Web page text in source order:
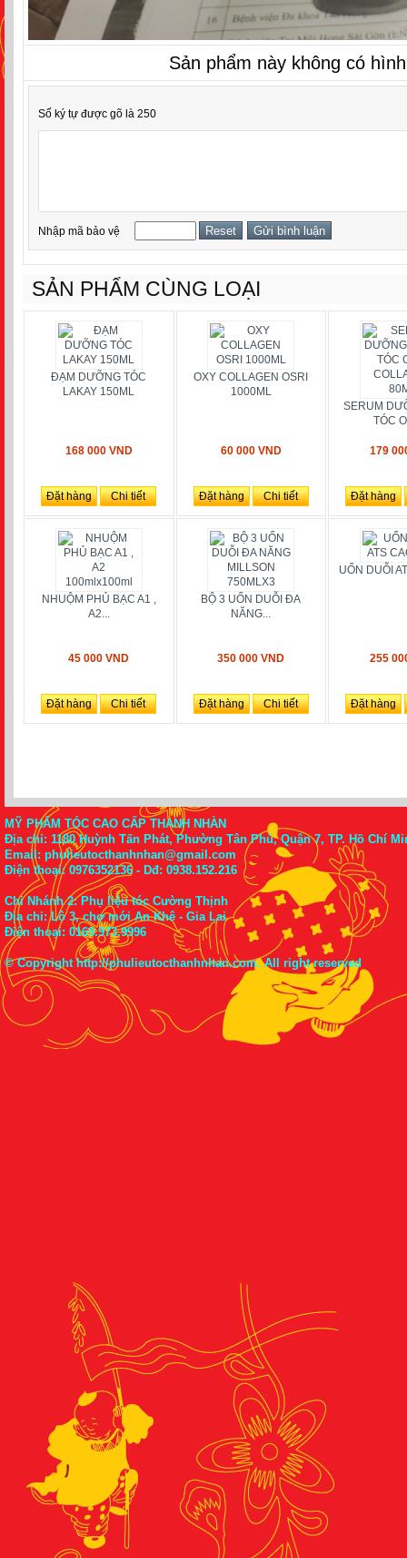
Sản phẩm này không có
Số ký tự được gõ là 250
Nhập mã bảo vệ
SẢN PHẨM CÙNG LOẠI
ĐẠM DƯỠNG TÓC
LAKAY 150ML
168 000 VND
Đặt hàng Chi tiết
OXY COLLAGEN OSRI
1000ML
60 000 VND
Đặt hàng Chi tiết
SERUM
TÓC
179
Đặt hàng
NHUỘM PHỦ BẠC A1 ,
A2...
45 000 VND
Đặt hàng Chi tiết
BỘ 3 UỐN DUỖI ĐA
NĂNG...
350 000 VND
Đặt hàng Chi tiết
UỐN DUỖI
255
Đặt hàng
MỸ PHẨM TÓC CAO CẤP THANH NHÀN
Địa chỉ: 1180 Huỳnh Tấn Phát, Phường Tân Phú, Quận 7, TP. Hồ Chí
Email: phulieutocthanhnhan@gmail.com
Điện thoại:0976352136- Dđ: 0938.152.216
Chi Nhánh 2: Phụ liệu tóc Cường Thịnh
Địa chỉ: Lô 3, chợ mới An Khê - Gia Lai
Điện thoại: 0169.973.9996
© Copyright http://phulieutocthanhnhan.com. All right reserved